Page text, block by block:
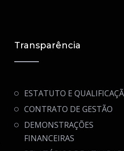
Transparência
ESTATUTO E
CONTRATO DE GESTÃO
DEMONSTRAÇÕES
FINANCEIRAS